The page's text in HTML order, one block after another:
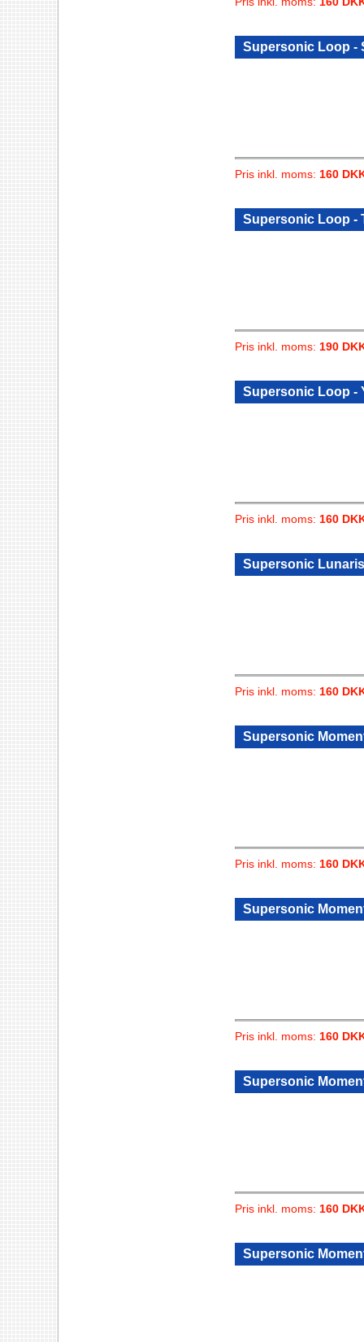
Supersonic Loop -
Pris inkl. moms: 160
Supersonic Loop -
Pris inkl. moms: 190
Supersonic Loop -
Pris inkl. moms: 160
Supersonic
Pris inkl. moms: 160
Supersonic
Pris inkl. moms: 160
Supersonic
Pris inkl. moms: 160
Supersonic
Pris inkl. moms: 160
Supersonic